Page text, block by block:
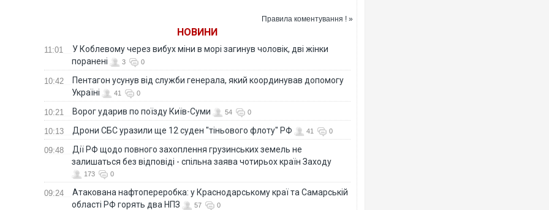
Правила коментування ! »
НОВИНИ
11:01
У Коблевому через вибух міни в морі загинув чоловік, дві жінки
поранені
3 0
10:42
Пентагон усунув від служби генерала, який координував допомогу
Україні
41 0
10:21 Ворог ударив по поїзду Київ-Суми 54 0
10:13 Дрони СБС уразили ще 12 суден "тіньового флоту" РФ 41 0
09:48
Дії РФ щодо повного захоплення грузинських земель не
залишаться без відповіді - спільна заява чотирьох країн Заходу
173 0
09:24
Атакована нафтопереробка: у Краснодарському краї та Самарській
області РФ горять два НПЗ
57 0